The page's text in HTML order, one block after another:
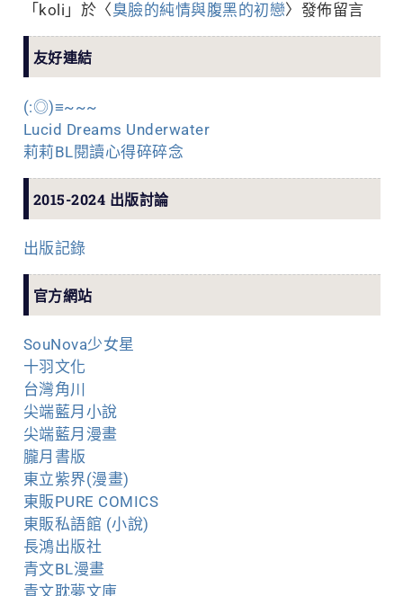
「 koli 」於〈臭臉的純情與腹黑的初戀〉發佈留言
友好連結
(:◎)≡~~~
Lucid Dreams Underwater
莉莉BL閱讀心得碎碎念
2015-2024 出版討論
出版記錄
官方網站
SouNova少女星
十羽文化
台灣角川
尖端藍月小說
尖端藍月漫畫
朧月書版
東立紫界(漫畫)
東販PURE COMICS
東販私語館 (小說)
長鴻出版社
青文BL漫畫
青文耽夢文庫